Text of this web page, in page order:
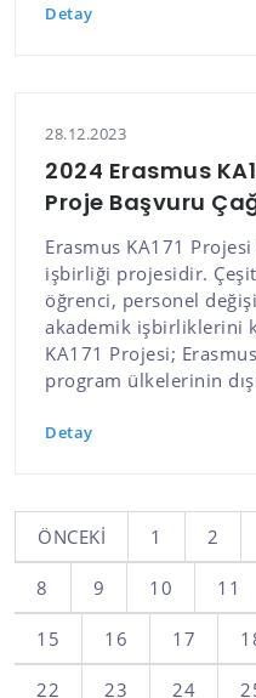
Detay
28.12.2023
2024 Erasmus
Proje Başvuru
Erasmus KA171
işbirliği projesidir.
öğrenci, personel
akademik işbirliklerini
KA171 Projesi;
program ülkelerinin
Detay
ÖNCEKI 1 2
8 9 10 11
15 16 17
22 23 24